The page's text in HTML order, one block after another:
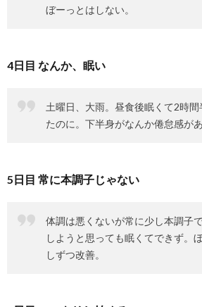
ぼーっとはしない。
4日目 なんか、眠い
土曜日、大雨。昼食後眠くて2時
たのに。下半身がなんか倦怠感があ
5日目 常に本調子じゃない
体調は悪くないが常に少し本調子
しようと思っても眠くてできず。
しずつ改善。